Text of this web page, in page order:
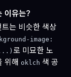
이유는?
는 비슷한 색상
image:
로 미묘한 노
위해 oklch 색 공